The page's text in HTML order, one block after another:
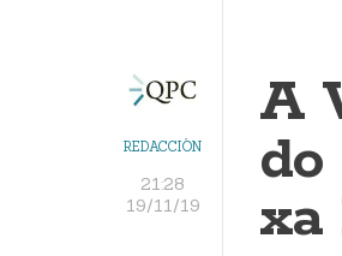
REDACCIÓN
21:28
19/11/19
A
xa